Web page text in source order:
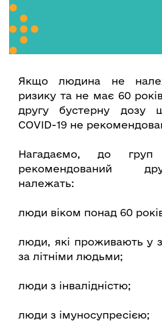
Якщо людина не
ризику та не має 60
другу бустерну дозу
COVID-19 не
Нагадаємо, до груп
рекомендований
належать:
люди віком понад 60
люди, які проживають у
за літніми людьми;
люди з інвалідністю;
люди з імуносупресією;